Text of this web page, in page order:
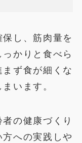
し、筋肉量を
かりと食べら
ず食が細くな
います。
の健康づくり
への実践しや